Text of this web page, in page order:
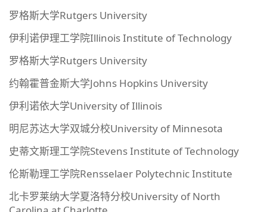
罗格斯大学Rutgers University
伊利诺伊理工学院Illinois Institute of Technology
罗格斯大学Rutgers University
约翰霍普金斯大学Johns Hopkins University
伊利诺依大学University of Illinois
明尼苏达大学双城分校University of Minnesota
史蒂文斯理工学院Stevens Institute of Technology
伦斯勒理工学院Rensselaer Polytechnic Institute
北卡罗莱纳大学夏洛特分校University of North